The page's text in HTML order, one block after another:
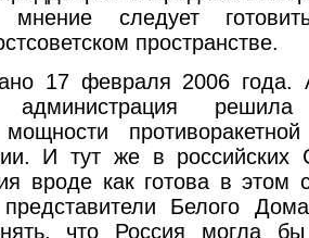
мнение следует
пространстве.
17 февраля 2006 года.
администрация решила
мощности
И тут же в
вроде как готова в этом
Белого
что Россия могла